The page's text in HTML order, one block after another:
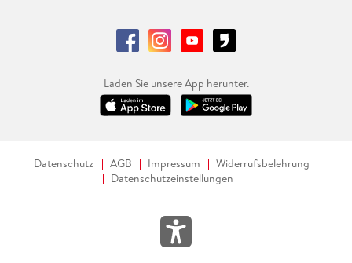
Laden Sie unsere App herunter.
Datenschutz AGB Impressum
Widerrufsbelehrung
Datenschutzeinstellungen